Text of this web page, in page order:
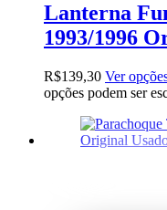
Lanterna
1993/1996
R$139,30 Ver
opções podem ser